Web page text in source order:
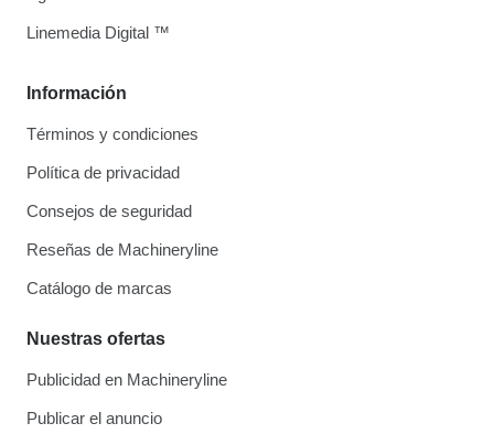
Información
Términos y condiciones
Política de privacidad
Consejos de seguridad
Reseñas de Machineryline
Catálogo de marcas
Nuestras ofertas
Publicidad en Machineryline
Publicar el anuncio
Linemedia Digital ™